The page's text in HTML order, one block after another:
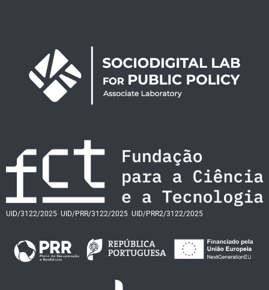
UID/3122/2025 UID/PRR/3122/2025 UID/PRR2/3122/2025